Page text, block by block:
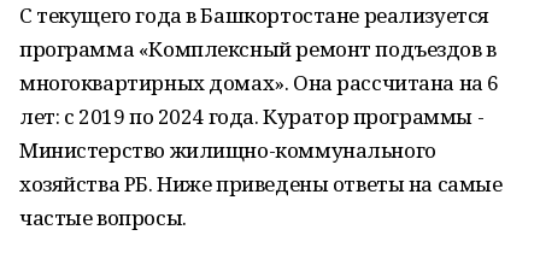
С текущего года в Башкортостане реализуется
программа «Комплексный ремонт подъездов в
многоквартирных домах». Она рассчитана на 6
лет: с 2019 по 2024 года. Куратор программы -
Министерство жилищно-коммунального
хозяйства РБ. Ниже приведены ответы на самые
частые вопросы.